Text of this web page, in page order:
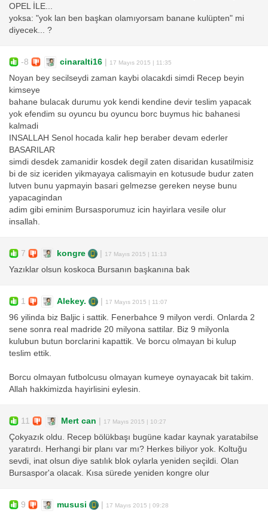
OPEL İLE...
yoksa: "yok lan ben başkan olamıyorsam banane kulüpten" mi
diyecek... ?
-8 cinaralti16 17 Mayıs 2015 | 11:35
Noyan bey secilseydi zaman kaybi olacakdi simdi Recep beyin
kimseye
bahane bulacak durumu yok kendi kendine devir teslim yapacak
yok efendim su oyuncu bu oyuncu borc buymus hic bahanesi
kalmadi
INSALLAH Senol hocada kalir hep beraber devam ederler
BASARILAR
simdi desdek zamanidir kosdek degil zaten disaridan kusatilmisiz
bi de siz iceriden yikmayaya calismayin en kotusude budur zaten
lutven bunu yapmayin basari gelmezse gereken neyse bunu
yapacagindan
adim gibi eminim Bursasporumuz icin hayirlara vesile olur
insallah.
7 kongre 17 Mayıs 2015 | 11:13
Yazıklar olsun koskoca Bursanın başkanına bak
1 Alekey. 17 Mayıs 2015 | 11:07
96 yilinda biz Baljic i sattik. Fenerbahce 9 milyon verdi. Onlarda 2
sene sonra real madride 20 milyona sattilar. Biz 9 milyonla
kulubun butun borclarini kapattik. Ve borcu olmayan bi kulup
teslim ettik.
Borcu olmayan futbolcusu olmayan kumeye oynayacak bit takim.
Allah hakkimizda hayirlisini eylesin.
11 Mert can 17 Mayıs 2015 | 10:27
Çokyazık oldu. Recep bölükbaşı bugüne kadar kaynak yaratabilse
yaratırdı. Herhangi bir planı var mı? Herkes biliyor yok. Koltuğu
sevdi, inat olsun diye satılık blok oylarla yeniden seçildi. Olan
Bursaspor'a olacak. Kısa sürede yeniden kongre olur
9 mususi 17 Mayıs 2015 | 09:28